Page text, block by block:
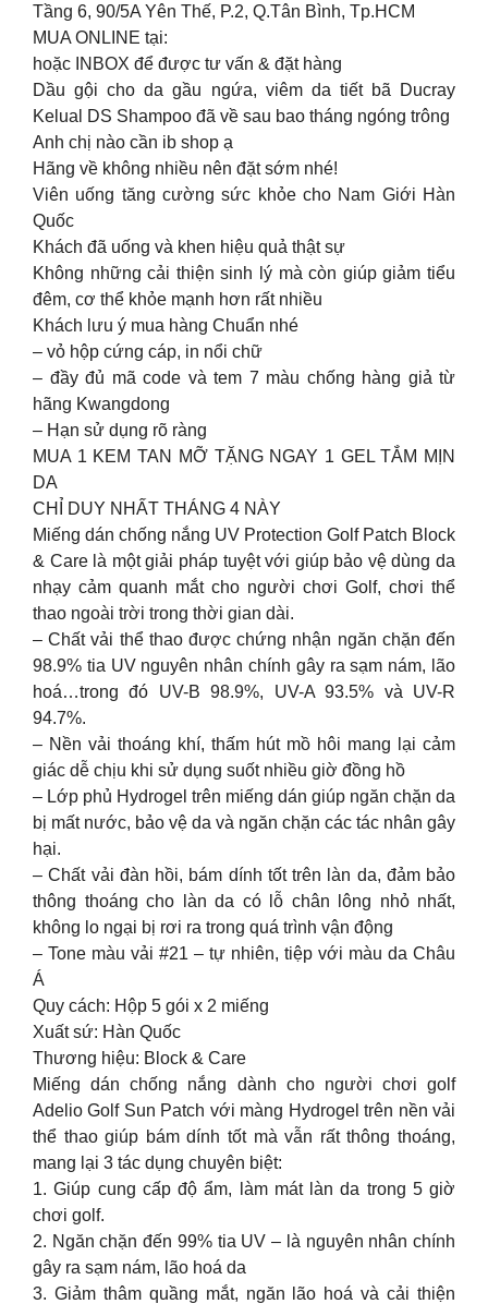
Tầng 6, 90/5A Yên Thế, P.2, Q.Tân Bình, Tp.HCM
MUA ONLINE tại:
hoặc INBOX để được tư vấn & đặt hàng
Dầu gội cho da gầu ngứa, viêm da tiết bã Ducray
Kelual DS Shampoo đã về sau bao tháng ngóng trông
Anh chị nào cần ib shop ạ
Hãng về không nhiều nên đặt sớm nhé!
Viên uống tăng cường sức khỏe cho Nam Giới Hàn
Quốc
Khách đã uống và khen hiệu quả thật sự
Không những cải thiện sinh lý mà còn giúp giảm tiểu
đêm, cơ thể khỏe mạnh hơn rất nhiều
Khách lưu ý mua hàng Chuẩn nhé
– vỏ hộp cứng cáp, in nổi chữ
– đầy đủ mã code và tem 7 màu chống hàng giả từ
hãng Kwangdong
– Hạn sử dụng rõ ràng
MUA 1 KEM TAN MỠ TẶNG NGAY 1 GEL TẮM MỊN
DA
CHỈ DUY NHẤT THÁNG 4 NÀY
Miếng dán chống nắng UV Protection Golf Patch Block
& Care là một giải pháp tuyệt với giúp bảo vệ dùng da
nhạy cảm quanh mắt cho người chơi Golf, chơi thể
thao ngoài trời trong thời gian dài.
– Chất vải thể thao được chứng nhận ngăn chặn đến
98.9% tia UV nguyên nhân chính gây ra sạm nám, lão
hoá…trong đó UV-B 98.9%, UV-A 93.5% và UV-R
94.7%.
– Nền vải thoáng khí, thấm hút mồ hôi mang lại cảm
giác dễ chịu khi sử dụng suốt nhiều giờ đồng hồ
– Lớp phủ Hydrogel trên miếng dán giúp ngăn chặn da
bị mất nước, bảo vệ da và ngăn chặn các tác nhân gây
hại.
– Chất vải đàn hồi, bám dính tốt trên làn da, đảm bảo
thông thoáng cho làn da có lỗ chân lông nhỏ nhất,
không lo ngại bị rơi ra trong quá trình vận động
– Tone màu vải #21 – tự nhiên, tiệp với màu da Châu
Á
Quy cách: Hộp 5 gói x 2 miếng
Xuất sứ: Hàn Quốc
Thương hiệu: Block & Care
Miếng dán chống nắng dành cho người chơi golf
Adelio Golf Sun Patch với màng Hydrogel trên nền vải
thể thao giúp bám dính tốt mà vẫn rất thông thoáng,
mang lại 3 tác dụng chuyên biệt:
1. Giúp cung cấp độ ẩm, làm mát làn da trong 5 giờ
chơi golf.
2. Ngăn chặn đến 99% tia UV – là nguyên nhân chính
gây ra sạm nám, lão hoá da
3. Giảm thâm quầng mắt, ngăn lão hoá và cải thiện